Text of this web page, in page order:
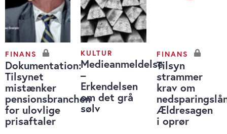
FINANS
Dokumentation:
Tilsynet
mistænker
pensionsbranchen
for ulovlige
prisaftaler
KULTUR
Medieanmeldelse
–
Erkendelsen
om det grå
sølv
FINANS
Tilsyn
strammer
krav om
Ældresagen
i oprør